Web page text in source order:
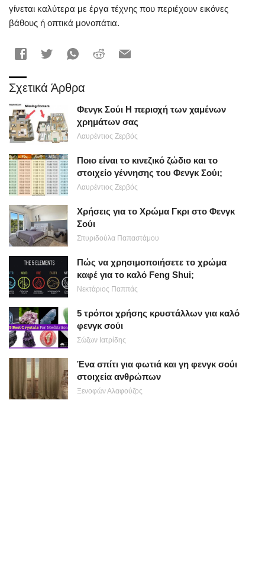
γίνεται καλύτερα με έργα τέχνης που περιέχουν εικόνες
βάθους ή οπτικά μονοπάτια.
Σχετικά Άρθρα
Φενγκ Σούι Η περιοχή των χαμένων
χρημάτων σας
Λαυρέντιος Ζερβός
Ποιο είναι το κινεζικό ζώδιο και το
στοιχείο γέννησης του Φενγκ Σούι;
Λαυρέντιος Ζερβός
Χρήσεις για το Χρώμα Γκρι στο Φενγκ
Σούι
Σπυριδούλα Παπαστάμου
Πώς να χρησιμοποιήσετε το χρώμα
καφέ για το καλό Feng Shui;
Νεκτάριος Παππάς
5 τρόποι χρήσης κρυστάλλων για καλό
φενγκ σούι
Σώζων Ιατρίδης
Ένα σπίτι για φωτιά και γη φενγκ σούι
στοιχεία ανθρώπων
Ξενοφών Αλαφούζος